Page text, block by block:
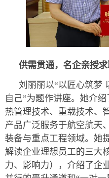
供需贯通，名企亲授
刘丽丽以“以匠心筑
自己”为题作讲座。她介
热管理技术、重载技术、
产品广泛服务于航空航天
装备与重点工程领域。她
解读企业理想员工的三大
力、影响力），介绍了企